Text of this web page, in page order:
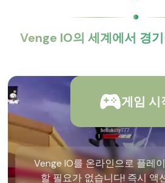
Venge IO의 세계에서 경
게임 시
Venge IO를 온라인으로 플레
할 필요가 없습니다! 즉시 액